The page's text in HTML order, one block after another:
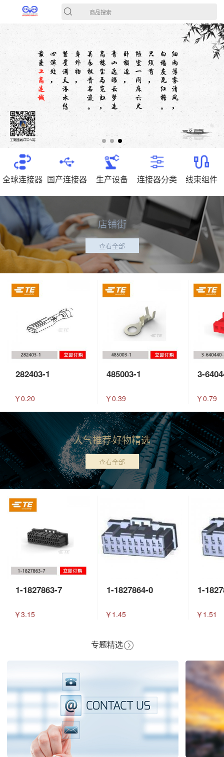
商品搜索
全球连接器 国产连接器 生产设备 连接器分类 线束组件
店铺街
查看全部
282403-1
￥0.20
485003-1
￥0.39
3-
￥0.79
人气推荐好物精选
查看全部
1-1827863-7
￥3.15
1-1827864-0
￥1.45
1-
￥1.51
专题精选